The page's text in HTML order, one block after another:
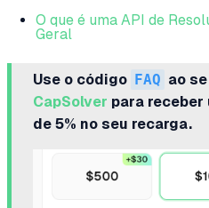
O que é uma API de
Geral
Use o código FAQ ao
CapSolver para receber
de 5% no seu recarga.